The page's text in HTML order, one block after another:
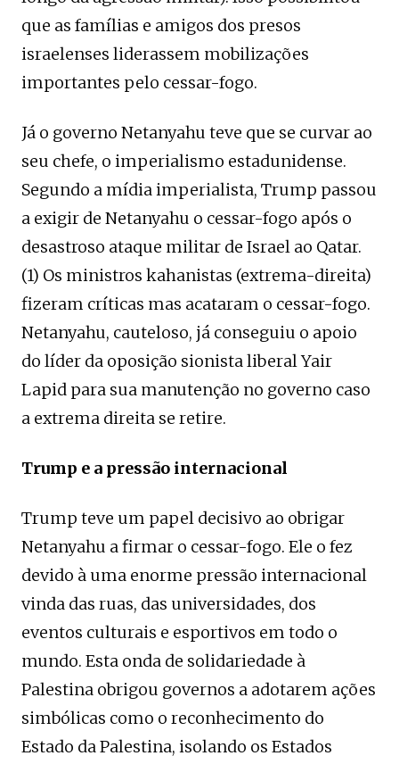
que as famílias e amigos dos presos
israelenses liderassem mobilizações
importantes pelo cessar-fogo.
Já o governo Netanyahu teve que se curvar ao
seu chefe, o imperialismo estadunidense.
Segundo a mídia imperialista, Trump passou
a exigir de Netanyahu o cessar-fogo após o
desastroso ataque militar de Israel ao Qatar.
(1) Os ministros kahanistas (extrema-direita)
fizeram críticas mas acataram o cessar-fogo.
Netanyahu, cauteloso, já conseguiu o apoio
do líder da oposição sionista liberal Yair
Lapid para sua manutenção no governo caso
a extrema direita se retire.
Trump e a pressão internacional
Trump teve um papel decisivo ao obrigar
Netanyahu a firmar o cessar-fogo. Ele o fez
devido à uma enorme pressão internacional
vinda das ruas, das universidades, dos
eventos culturais e esportivos em todo o
mundo. Esta onda de solidariedade à
Palestina obrigou governos a adotarem ações
simbólicas como o reconhecimento do
Estado da Palestina, isolando os Estados